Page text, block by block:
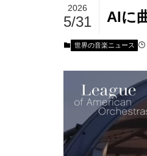
AIに
2026
5/31
世界の音楽ニュース